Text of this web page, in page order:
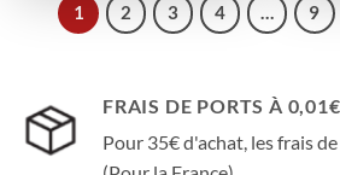
1 2 3 4 … 9
FRAIS DE PORTS À
Pour 35€ d'achat, les frais